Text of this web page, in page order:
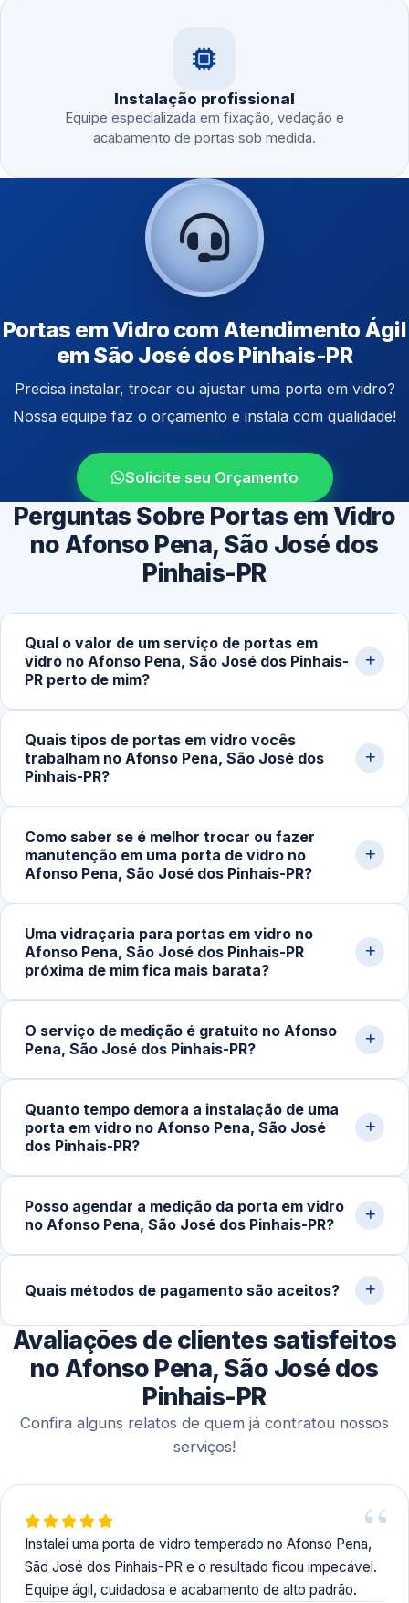
Instalação profissional
Equipe especializada em fixação, vedação e
acabamento de portas sob medida.
Portas em Vidro com Atendimento Ágil
em São José dos Pinhais-PR
Precisa instalar, trocar ou ajustar uma porta em vidro?
Nossa equipe faz o orçamento e instala com qualidade!
Solicite seu Orçamento
Perguntas Sobre Portas em Vidro
no Afonso Pena, São José dos
Pinhais-PR
Qual o valor de um serviço de portas em
vidro no Afonso Pena, São José dos Pinhais-
PR perto de mim?
pivotante ou de abrir), espessura do vidro e
complexidade da instalação. Serviços mais simples
avaliação personalizada pelo nosso WhatsApp.
Quais tipos de portas em vidro vocês
trabalham no Afonso Pena, São José dos
Pinhais-PR?
portas internas e externas e portas para banheiro, em
vidro temperado incolor, fumê, jateado e refletivo.
Como saber se é melhor trocar ou fazer
manutenção em uma porta de vidro no
Afonso Pena, São José dos Pinhais-PR?
deslizar, desalinhamento, trincas no vidro ou desgaste
nas ferragens. Ajustes técnicos resolvem muitos casos;
Uma vidraçaria para portas em vidro no
Afonso Pena, São José dos Pinhais-PR
próxima de mim fica mais barata?
realizado na mesma região, o deslocamento e o
transporte de vidro são mais rápidos e econômicos,
refletindo em valor final mais acessível e agilidade na
execução.
O serviço de medição é gratuito no Afonso
Pena, São José dos Pinhais-PR?
orçamento sem compromisso, em residências,
comércios e obras na cidade de São José dos Pinhais-
Quanto tempo demora a instalação de uma
porta em vidro no Afonso Pena, São José
dos Pinhais-PR?
temperado (geralmente 5 a 10 dias úteis), a instalação no
local costuma ser concluída em 1 a 3 horas. Projetos sob
medida podem levar mais tempo.
Posso agendar a medição da porta em vidro
no Afonso Pena, São José dos Pinhais-PR?
disponibilidade do cliente, incluindo finais de semana,
serviço.
Quais métodos de pagamento são aceitos?
Disponibilizamos diversas formas de pagamento,
incluindo Pix, dinheiro, cartões de crédito e débito e
transferência bancária.
Avaliações de clientes satisfeitos
no Afonso Pena, São José dos
Pinhais-PR
Confira alguns relatos de quem já contratou nossos
serviços!
Instalei uma porta de vidro temperado no Afonso Pena,
São José dos Pinhais-PR e o resultado ficou impecável.
Equipe ágil, cuidadosa e acabamento de alto padrão.